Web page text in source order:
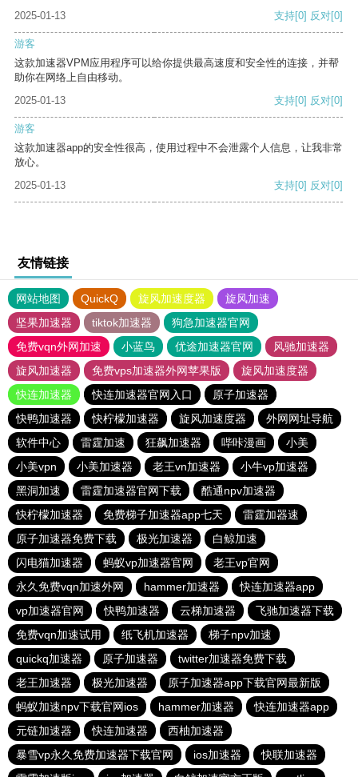
2025-01-13
支持[0] 反对[0]
游客
这款加速器VPM应用程序可以给你提供最高速度和安全性的连接，并帮
助你在网络上自由移动。
2025-01-13
支持[0] 反对[0]
游客
这款加速器app的安全性很高，使用过程中不会泄露个人信息，让我非常
放心。
2025-01-13
支持[0] 反对[0]
友情链接
网站地图 QuickQ 旋风加速度器
旋风加速
坚果加速器
tiktok加速器
狗急加速器官网
免费vqn外网加速
小蓝鸟 优途加速器官网
风驰加速器
旋风加速器
免费vps加速器外网苹果版
旋风加速度器
快连加速器
快连加速器官网入口
原子加速器
快鸭加速器
快柠檬加速器 旋风加速度器
外网网址导航
软件中心
雷霆加速 狂飙加速器 哔咔漫画
小美
小美vpn
小美加速器 老王vn加速器
小牛vp加速器
黑洞加速
雷霆加速器官网下载
酷通npv加速器
快柠檬加速器
免费梯子加速器app七天
雷霆加器速
原子加速器免费下载
极光加速器
白鲸加速
闪电猫加速器
蚂蚁vp加速器官网
老王vp官网
永久免费vqn加速外网
hammer加速器
快连加速器app
vp加速器官网
快鸭加速器 云梯加速器
飞驰加速器下载
免费vqn加速试用
纸飞机加速器
梯子npv加速
quickq加速器
原子加速器
twitter加速器免费下载
老王加速器
极光加速器
原子加速器app下载官网最新版
蚂蚁加速npv下载官网ios
hammer加速器
快连加速器app
元链加速器
快连加速器
西柚加速器
暴雪vp永久免费加速器下载官网
ios加速器
快联加速器